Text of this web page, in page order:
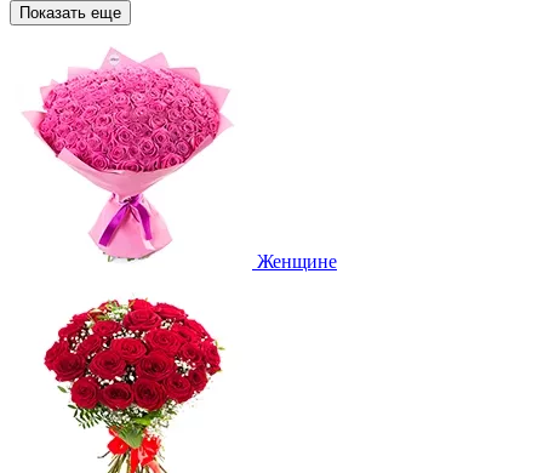
Показать еще
Женщине